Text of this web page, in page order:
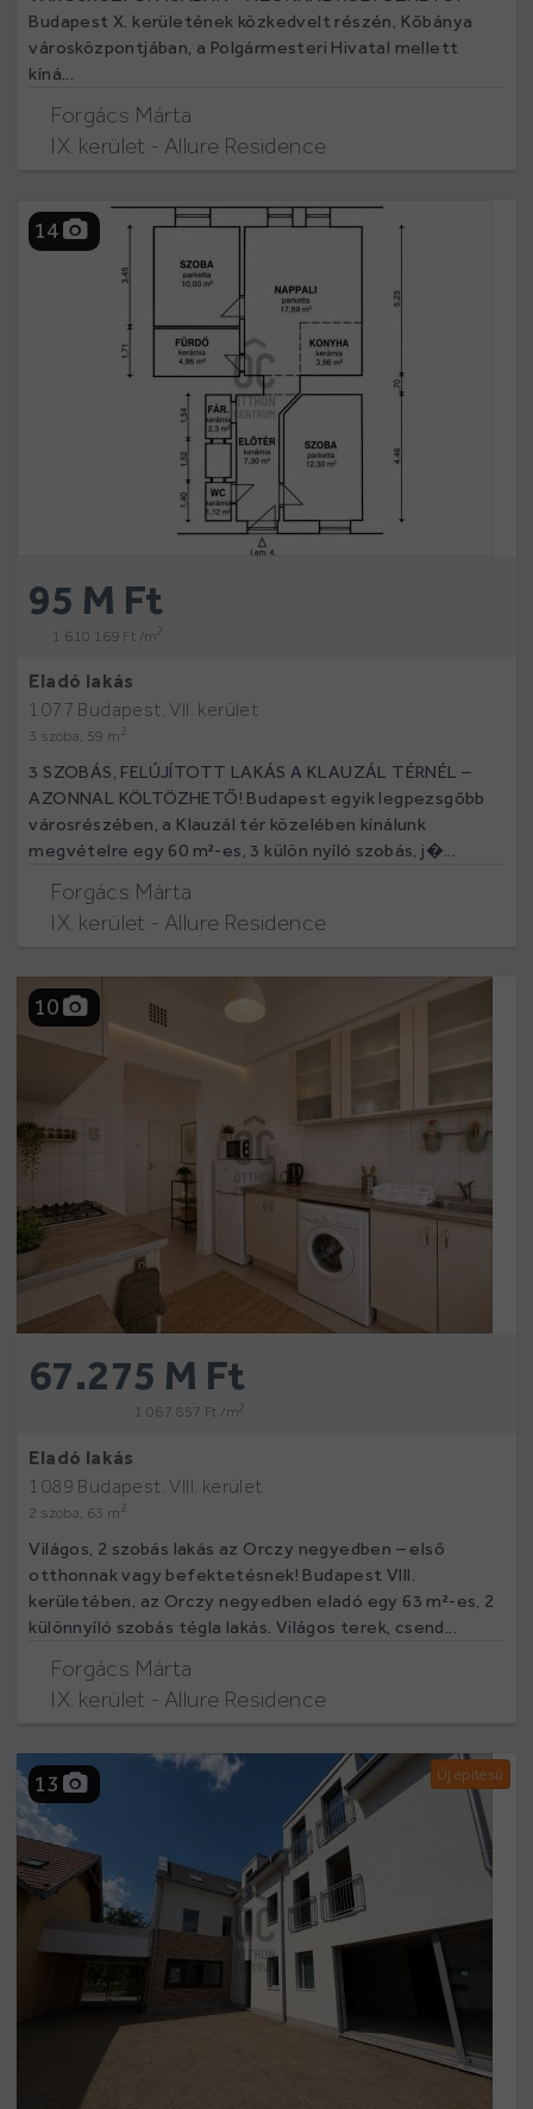
Budapest X. kerületének közkedvelt részén, Kőbánya
városközpontjában, a Polgármesteri Hivatal mellett
kíná...
Forgács Márta
IX. kerület - Allure Residence
14
95 M Ft
1 610 169 Ft /m2
Eladó lakás
1077 Budapest, VII. kerület
3 szoba, 59 m2
3 SZOBÁS, FELÚJÍTOTT LAKÁS A KLAUZÁL TÉRNÉL –
AZONNAL KÖLTÖZHETŐ! Budapest egyik legpezsgőbb
városrészében, a Klauzál tér közelében kínálunk
megvételre egy 60 m²-es, 3 külön nyíló szobás, j�...
Forgács Márta
IX. kerület - Allure Residence
10
67.275 M Ft
1 067 857 Ft /m2
Eladó lakás
1089 Budapest, VIII. kerület
2 szoba, 63 m 2
Világos, 2 szobás lakás az Orczy negyedben – első
otthonnak vagy befektetésnek! Budapest VIII.
kerületében, az Orczy negyedben eladó egy 63 m²-es, 2
különnyíló szobás tégla lakás. Világos terek, csend...
Forgács Márta
IX. kerület - Allure Residence
13 Új építésű